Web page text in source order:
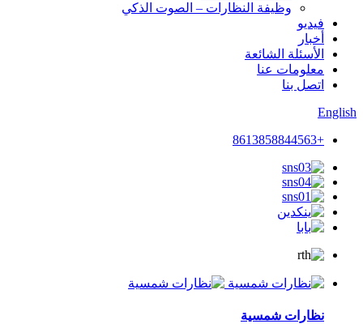
وظيفة النظارات – الصوت الذكي
فيديو
أخبار
الأسئلة الشائعة
معلومات عنا
اتصل بنا
English
+8613858844563
نظارات شمسية